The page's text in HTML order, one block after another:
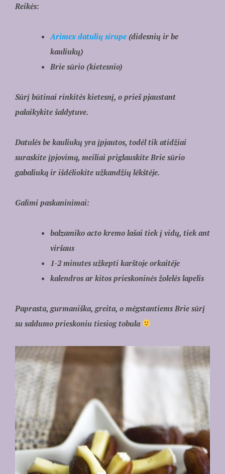
Reikės:
Arimex datulių sirupe (didesnių ir be
kauliukų)
Brie sūrio (kietesnio)
Sūrį būtinai rinkitės kietesnį, o prieš pjaustant
palaikykite šaldytuve.
Datulės be kauliukų yra įpjautos, todėl tik atidžiai
suraskite įpjovimą, meiliai priglauskite Brie sūrio
gabaliuką ir išdėliokite užkandžių lėkštėje.
Galimi paskaninimai:
balzamiko acto kremo lašai tiek į vidų, tiek ant
viršaus
1-2 minutes užkepti karštoje orkaitėje
kalendros ar kitos prieskoninės žolelės lapelis
Paprasta, gurmaniška, greita, o mėgstantiems Brie sūrį
su saldumo prieskoniu tiesiog tobula